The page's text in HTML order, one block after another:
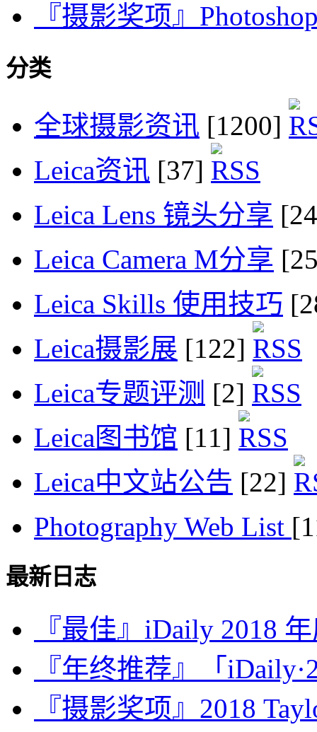
『摄影奖项』
分类
全球摄影资讯 [1200]
Leica资讯 [37]
Leica Lens 镜头分享
Leica Camera M分享
Leica Skills 使用技巧
Leica摄影展 [122]
Leica专题评测 [2]
Leica图书馆 [11]
Leica中文站公告 [22]
Photography Web List
最新日志
『最佳』iDaily 2018
『年终推荐』「
『摄影奖项』2018